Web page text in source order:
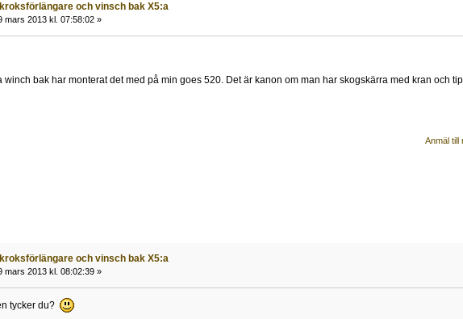
och vinsch bak X5:a
mars 2013 kl. 07:58:02 »
winch bak har monterat det med på min goes 520. Det är kanon om man har skogskärra med kran och
Anmäl till
och vinsch bak X5:a
mars 2013 kl. 08:02:39 »
tycker du?